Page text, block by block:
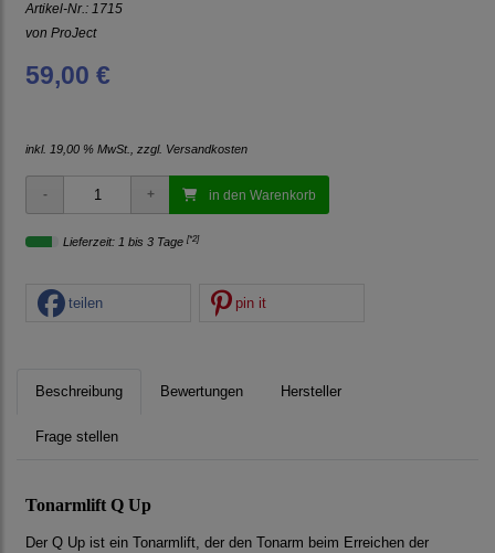
Artikel-Nr.: 1715
von ProJect
59,00 €
inkl. 19,00 % MwSt., zzgl. Versandkosten
in den Warenkorb
Lieferzeit: 1 bis 3 Tage [*2]
teilen pin it
Beschreibung Bewertungen Hersteller
Frage stellen
Tonarmlift Q Up
Der Q Up ist ein Tonarmlift, der den Tonarm beim Erreichen der